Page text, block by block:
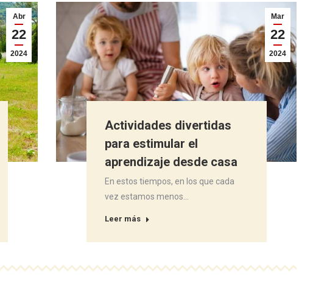
Abr
22
2024
Mar
22
2024
Actividades divertidas
para estimular el
aprendizaje desde casa
En estos tiempos, en los que cada
vez estamos menos…
Leer más